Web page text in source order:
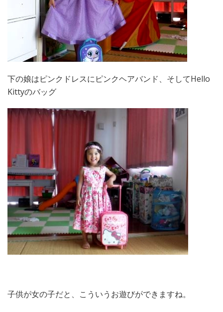
下の娘はピンクドレスにピンクヘアバンド、そしてHello
Kittyのバッグ
子供が女の子だと、こういうお遊びができますね。